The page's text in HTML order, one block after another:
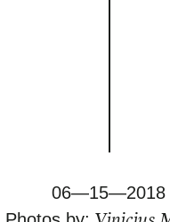
06—15—2018